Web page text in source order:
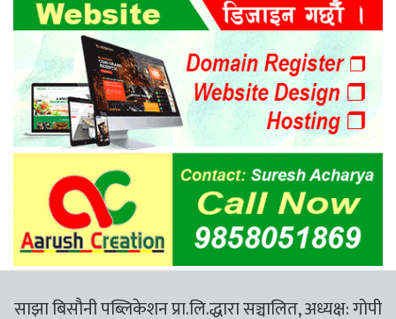
साझा बिसौनी पब्लिकेशन प्रा.लि.द्धारा सञ्चालित, अध्यक्ष: गोपी